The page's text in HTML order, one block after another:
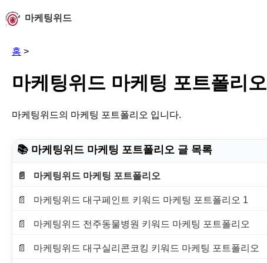
마케팅위드
홈 >
마케팅위드 마케팅 포트폴리오
마케팅위드의 마케팅 포트폴리오 입니다.
📚 마케팅위드 마케팅 포트폴리오 글 목록
마케팅위드 마케팅 포트폴리오
마케팅위드 대구페인트 키워드 마케팅 포트폴리오 1
마케팅위드 전주동물병원 키워드 마케팅 포트폴리오
마케팅위드 대구실리콘코킹 키워드 마케팅 포트폴리오